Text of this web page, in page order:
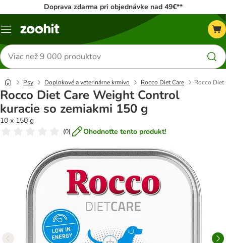
Doprava zdarma pri objednávke nad 49€**
Kategórie
Hľadať
produkty
Psy Doplnkové a veterinárne krmivo Rocco Diet Care Rocco
Rocco Diet Care Weight Control
kuracie so zemiakmi 150 g
10 x 150 g
(0) Ohodnoťte tento produkt!